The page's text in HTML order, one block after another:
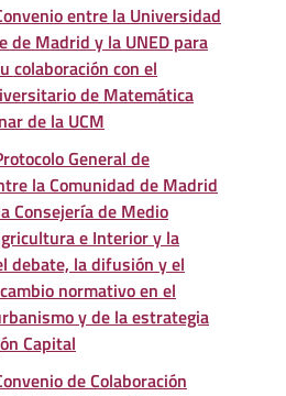
entre la Universidad
de Madrid y la UNED para
colaboración con el
de Matemática
de la UCM
General de
la Comunidad de Madrid
Consejería de Medio
e Interior y la
debate, la difusión y el
normativo en el
y de la estrategia
Capital
de Colaboración